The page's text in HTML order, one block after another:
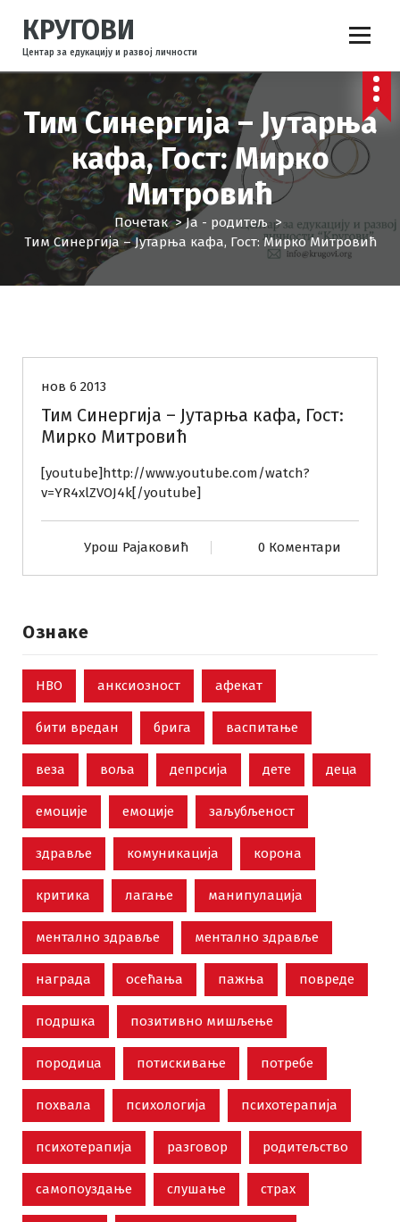
ч
н
а
ж
КРУГОВИ
Центар за едукацију и развој личности
Тим Синергија – Јутарња
кафа, Гост: Мирко
Митровић
Почетак>Ја - родитељ>
Тим Синергија – Јутарња кафа, Гост: Мирко Митровић
нов 6 2013
Тим Синергија – Јутарња кафа, Гост:
Мирко Митровић
[youtube]http://www.youtube.com/watch?
v=YR4xlZVOJ4k[/youtube]
Урош Рајаковић 0 Коментари
Ознаке
НВО анксиозност афекат
бити вредан брига васпитање
веза воља депрсија дете деца
емоције емоције заљубљеност
здравље комуникација корона
критика лагање манипулација
ментално здравље ментално здравље
награда осећања пажња повреде
подршка позитивно мишљење
породица потискивање потребе
похвала психологија психотерапија
психотерапија разговор родитељство
самопоуздање слушање страх